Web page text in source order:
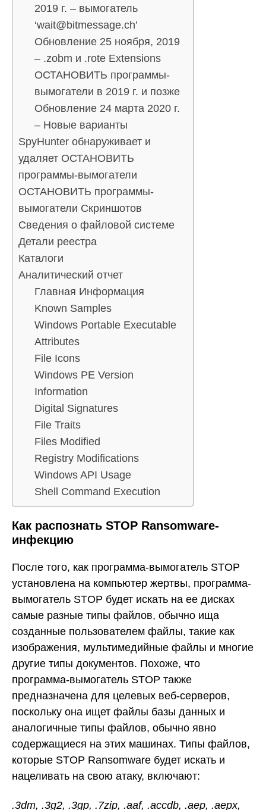
2019 г. – вымогатель
‘wait@bitmessage.ch’
Обновление 25 ноября, 2019
– .zobm и .rote Extensions
ОСТАНОВИТЬ программы-
вымогатели в 2019 г. и позже
Обновление 24 марта 2020 г.
– Новые варианты
SpyHunter обнаруживает и
удаляет ОСТАНОВИТЬ
программы-вымогатели
ОСТАНОВИТЬ программы-
вымогатели Скриншотов
Сведения о файловой системе
Детали реестра
Каталоги
Аналитический отчет
Главная Информация
Known Samples
Windows Portable Executable
Attributes
File Icons
Windows PE Version
Information
Digital Signatures
File Traits
Files Modified
Registry Modifications
Windows API Usage
Shell Command Execution
Как распознать STOP Ransomware-
инфекцию
После того, как программа-вымогатель STOP
установлена на компьютер жертвы, программа-
вымогатель STOP будет искать на ее дисках
самые разные типы файлов, обычно ища
созданные пользователем файлы, такие как
изображения, мультимедийные файлы и многие
другие типы документов. Похоже, что
программа-вымогатель STOP также
предназначена для целевых веб-серверов,
поскольку она ищет файлы базы данных и
аналогичные типы файлов, обычно явно
содержащиеся на этих машинах. Типы файлов,
которые STOP Ransomware будет искать и
нацеливать на свою атаку, включают:
.3dm, .3g2, .3gp, .7zip, .aaf, .accdb, .aep, .aepx,